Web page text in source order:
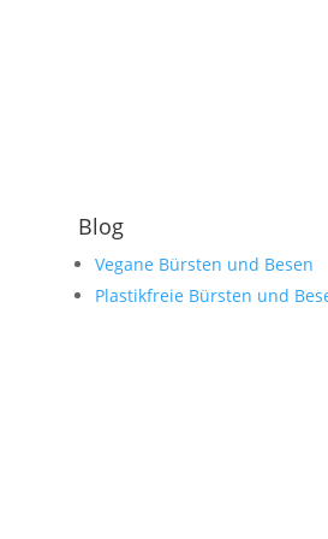
Blog
Vegane Bürsten und Besen
Plastikfreie Bürsten und